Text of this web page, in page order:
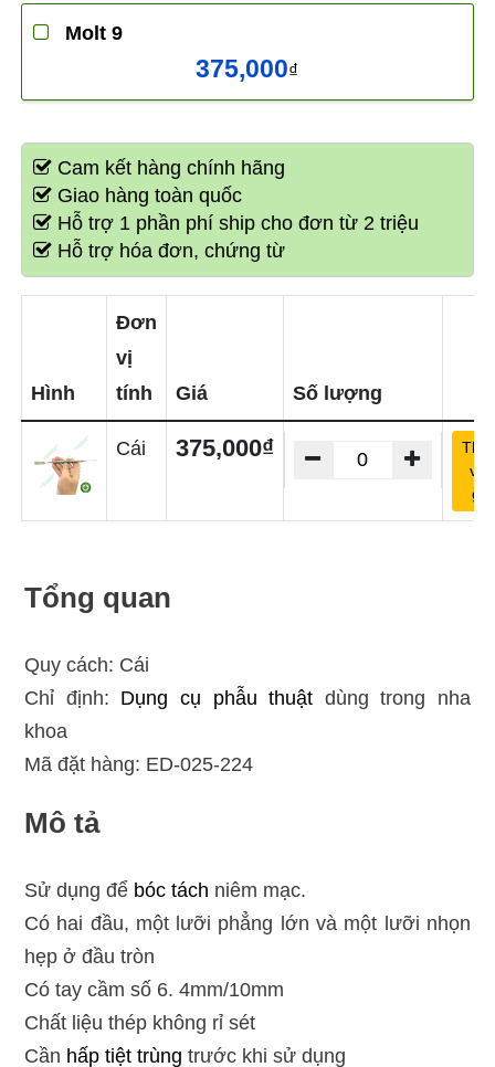
Molt 9
375,000₫
Cam kết hàng chính hãng
Giao hàng toàn quốc
Hỗ trợ 1 phần phí ship cho đơn từ 2 triệu
Hỗ trợ hóa đơn, chứng từ
Hình
Đơn
vị
tính
Giá Số lượng
Cái 375,000₫
vào
giỏ
Tổng quan
Quy cách: Cái
Chỉ định: Dụng cụ phẫu thuật dùng trong nha
khoa
Mã đặt hàng: ED-025-224
Mô tả
Sử dụng để bóc tách niêm mạc.
Có hai đầu, một lưỡi phẳng lớn và một lưỡi nhọn
hẹp ở đầu tròn
Có tay cầm số 6. 4mm/10mm
Chất liệu thép không rỉ sét
Cần hấp tiệt trùng trước khi sử dụng